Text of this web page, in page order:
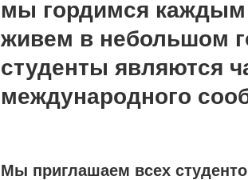
мы гордимся
живем в небольшом
студенты являются
международного
Мы приглашаем всех